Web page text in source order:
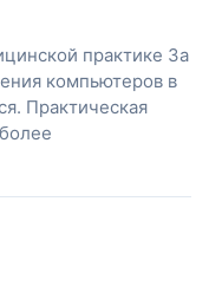
практике За
компьютеров в
Практическая